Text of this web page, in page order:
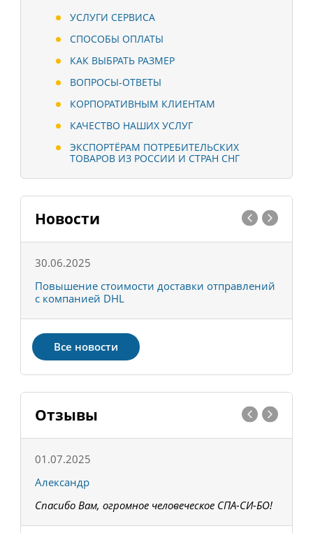
УСЛУГИ СЕРВИСА
СПОСОБЫ ОПЛАТЫ
КАК ВЫБРАТЬ РАЗМЕР
ВОПРОСЫ-ОТВЕТЫ
КОРПОРАТИВНЫМ КЛИЕНТАМ
КАЧЕСТВО НАШИХ УСЛУГ
ЭКСПОРТЁРАМ ПОТРЕБИТЕЛЬСКИХ
ТОВАРОВ ИЗ РОССИИ И СТРАН СНГ
Новости
30.06.2025
Повышение стоимости доставки отправлений
с компанией DHL
Все новости
Отзывы
01.07.2025
Александр
Спасибо Вам, огромное человеческое СПА-СИ-БО!